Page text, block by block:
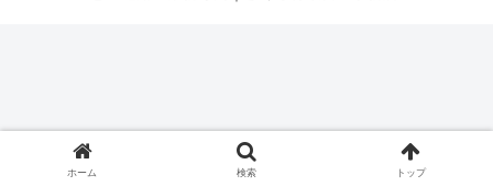
ホーム 検索 トップ